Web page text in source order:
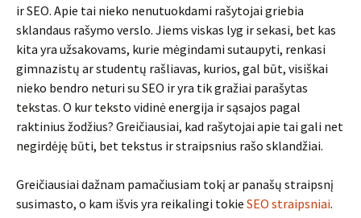
ir SEO. Apie tai nieko nenutuokdami rašytojai griebia
sklandaus rašymo verslo. Jiems viskas lyg ir sekasi, bet kas
kita yra užsakovams, kurie mėgindami sutaupyti, renkasi
gimnazistų ar studentų rašliavas, kurios, gal būt, visiškai
nieko bendro neturi su SEO ir yra tik gražiai parašytas
tekstas. O kur teksto vidinė energija ir sąsajos pagal
raktinius žodžius? Greičiausiai, kad rašytojai apie tai gali net
negirdėję būti, bet tekstus ir straipsnius rašo sklandžiai.
Greičiausiai dažnam pamačiusiam tokį ar panašų straipsnį
susimasto, o kam išvis yra reikalingi tokie SEO straipsniai.